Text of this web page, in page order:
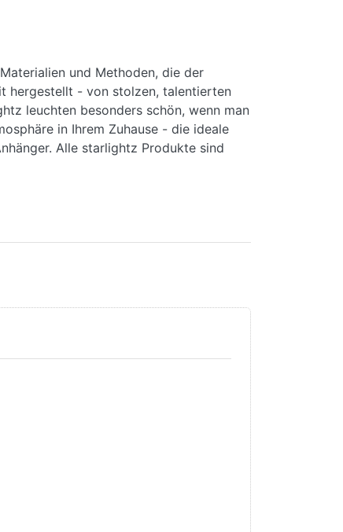
und Methoden, die der
hergestellt - von stolzen, talentierten
leuchten besonders schön, wenn man
in Ihrem Zuhause - die ideale
Alle starlightz Produkte sind